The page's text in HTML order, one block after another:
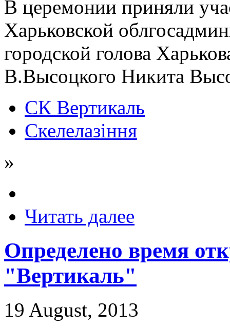
В церемонии приняли
Харьковской
городской голова
В.Высоцкого Никита
СК Вертикаль
Скелелазіння
»
Читать далее
Определено время
"Вертикаль"
19 August, 2013